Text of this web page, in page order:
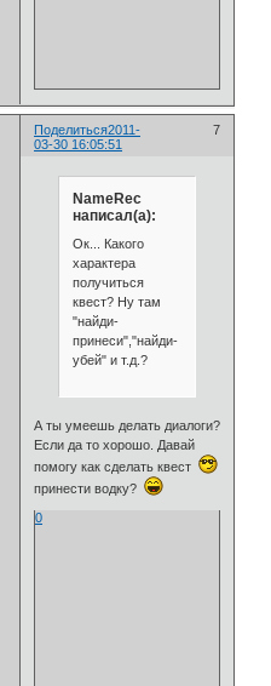
Поделиться 7
2011-
03-30 16:05:51
NameRec
написал(а):
Ок... Какого
характера
получиться
квест? Ну там
"найди-
принеси","найди-
убей" и т.д.?
А ты умеешь делать диалоги?
Если да то хорошо. Давай
помогу как сделать квест
принести водку?
0